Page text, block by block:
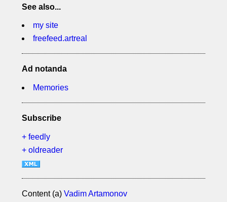
See also...
my site
freefeed.artreal
Ad notanda
Memories
Subscribe
+ feedly
+ oldreader
Content (a) Vadim Artamonov